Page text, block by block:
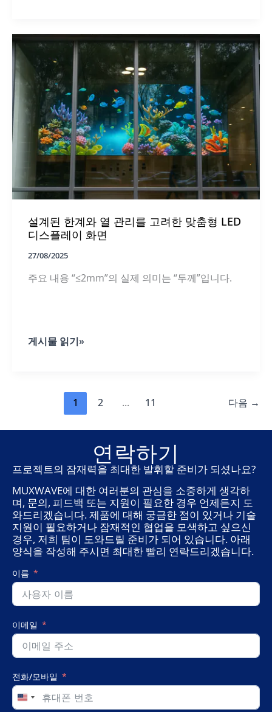
사
니
의
에
는
것
있
나
설계된 한계와 열 관리를 고려한 맞춤형 LED
디스플레이 화면
27/08/2025
주요 내용 “≤2mm”의 실제 의미는 “두께”입니다.
설
리
려
맞
춤
형
LED
디
스
플
레
이
화
면
게시물 읽기»
1 2 ... 11 다음 →
연락하기
프로젝트의 잠재력을 최대한 발휘할 준비가 되셨나요?
MUXWAVE에 대한 여러분의 관심을 소중하게 생각하
며, 문의, 피드백 또는 지원이 필요한 경우 언제든지 도
와드리겠습니다. 제품에 대해 궁금한 점이 있거나 기술
지원이 필요하거나 잠재적인 협업을 모색하고 싶으신
경우, 저희 팀이 도와드릴 준비가 되어 있습니다. 아래
양식을 작성해 주시면 최대한 빨리 연락드리겠습니다.
이름
이메일
전화/모바일
United